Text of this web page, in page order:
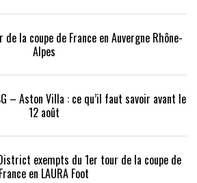
la coupe de France en Auvergne Rhône-
Alpes
– Aston Villa : ce qu’il faut savoir avant le
12 août
exempts du 1er tour de la coupe de
France en LAURA Foot